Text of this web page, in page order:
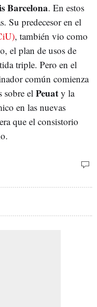
Barcelona. En estos
Su predecesor en el
, también vio como
el plan de usos de
triple. Pero en el
común comienza
sobre el Peuat y la
en las nuevas
que el consistorio